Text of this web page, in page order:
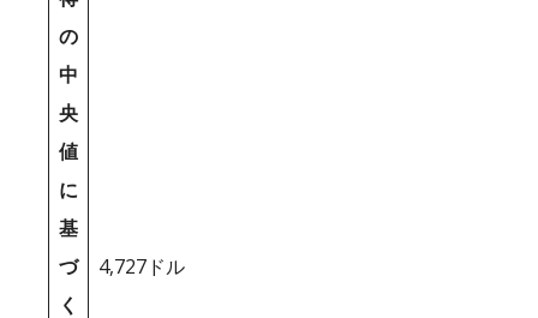
の
中
央
値
に
基
づ
く
4,727ドル